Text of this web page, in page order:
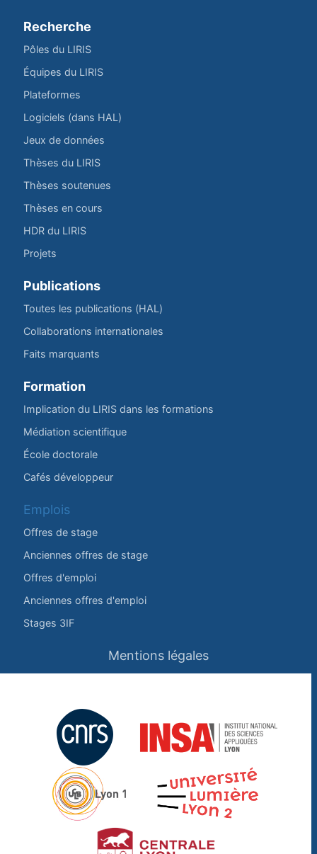
Recherche
Pôles du LIRIS
Équipes du LIRIS
Plateformes
Logiciels (dans HAL)
Jeux de données
Thèses du LIRIS
Thèses soutenues
Thèses en cours
HDR du LIRIS
Projets
Publications
Toutes les publications (HAL)
Collaborations internationales
Faits marquants
Formation
Implication du LIRIS dans les formations
Médiation scientifique
École doctorale
Cafés développeur
Emplois
Offres de stage
Anciennes offres de stage
Offres d'emploi
Anciennes offres d'emploi
Stages 3IF
Mentions légales